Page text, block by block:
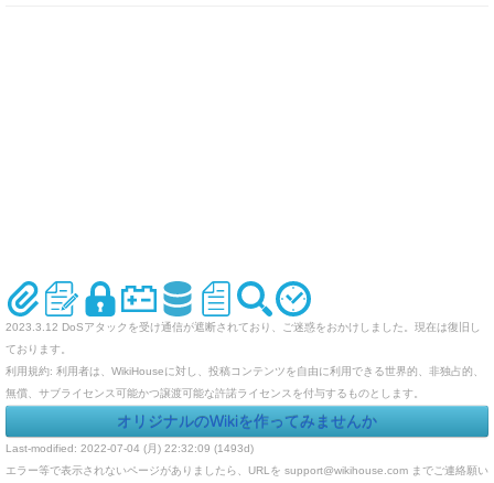
2023.3.12 DoSアタックを受け通信が遮断されており、ご迷惑をおかけしました。現在は復旧し
ております。
利用規約: 利用者は、WikiHouseに対し、投稿コンテンツを自由に利用できる世界的、非独占的、
無償、サブライセンス可能かつ譲渡可能な許諾ライセンスを付与するものとします。
オリジナルのWikiを作ってみませんか
Last-modified: 2022-07-04 (月) 22:32:09 (1493d)
エラー等で表示されないページがありましたら、URLを support@wikihouse.com までご連絡願い